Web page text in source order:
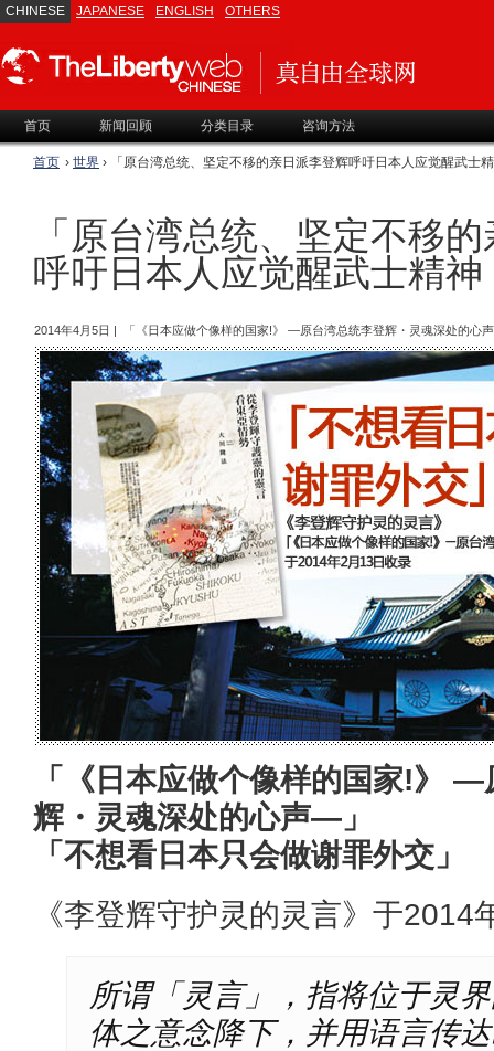
CHINESE JAPANESE ENGLISH OTHERS
首页 新闻回顾 分类目录 咨询方法
首页 › 世界 › 「原台湾总统、坚定不移的亲日派李登辉呼吁日本人应觉醒武士
「原台湾总统、坚定不移
呼吁日本人应觉醒武士精神
2014年4月5日 | 「《日本应做个像样的国家!》 ―原台湾总统李登辉・灵魂深处的心
「《日本应做个像样的国家!》
辉・灵魂深处的心声―」
「不想看日本只会做谢罪外交」
《李登辉守护灵的灵言》于2014
所谓「灵言」，指将位于灵
体之意念降下，并用语言传